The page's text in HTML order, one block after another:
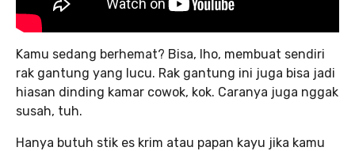
Kamu sedang berhemat? Bisa, lho, membuat sendiri
rak gantung yang lucu. Rak gantung ini juga bisa jadi
hiasan dinding kamar cowok, kok. Caranya juga nggak
susah, tuh.
Hanya butuh stik es krim atau papan kayu jika kamu